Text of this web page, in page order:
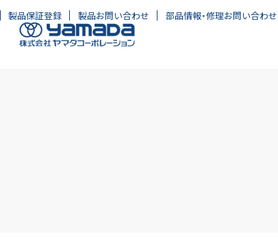
製品保証登録 製品お問い合わせ 部品情報・修理お問い合わせ